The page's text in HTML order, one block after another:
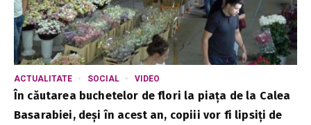
ACTUALITATE SOCIAL VIDEO
În căutarea buchetelor de flori la piața de la Calea
Basarabiei, deși în acest an, copiii vor fi lipsiți de